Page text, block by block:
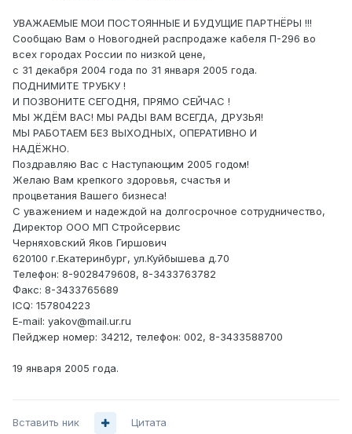
УВАЖАЕМЫЕ МОИ ПОСТОЯННЫЕ И БУДУЩИЕ ПАРТНЁРЫ !!!
Сообщаю Вам о Новогодней распродаже кабеля П-296 во
всех городах России по низкой цене,
с 31 декабря 2004 года по 31 января 2005 года.
ПОДНИМИТЕ ТРУБКУ !
И ПОЗВОНИТЕ СЕГОДНЯ, ПРЯМО СЕЙЧАС !
МЫ ЖДЁМ ВАС! МЫ РАДЫ ВАМ ВСЕГДА, ДРУЗЬЯ!
МЫ РАБОТАЕМ БЕЗ ВЫХОДНЫХ, ОПЕРАТИВНО И
НАДЁЖНО.
Поздравляю Вас с Наступающим 2005 годом!
Желаю Вам крепкого здоровья, счастья и
процветания Вашего бизнеса!
С уважением и надеждой на долгосрочное сотрудничество,
Директор ООО МП Стройсервис
Черняховский Яков Гиршович
620100 г.Екатеринбург, ул.Куйбышева д.70
Телефон: 8-9028479608, 8-3433763782
Факс: 8-3433765689
ICQ: 157804223
E-mail: yakov@mail.ur.ru
Пейджер номер: 34212, телефон: 002, 8-3433588700
19 января 2005 года.
Вставить ник Цитата